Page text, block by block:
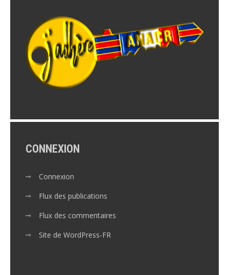
CONNEXION
Connexion
Flux des publications
Flux des commentaires
Site de WordPress-FR